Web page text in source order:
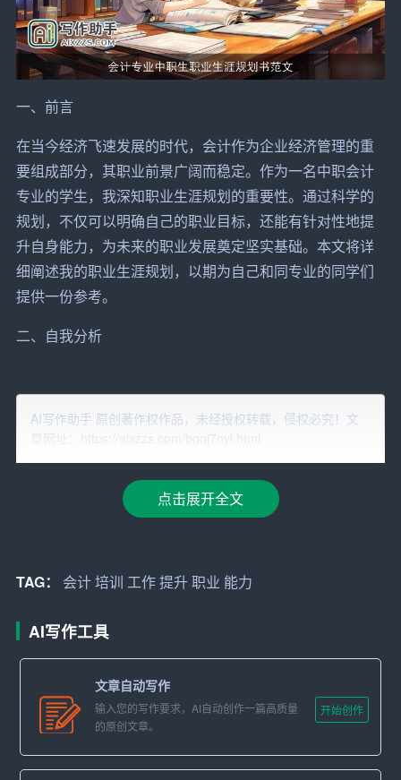
一、前言
在当今经济飞速发展的时代，会计作为企业经济管理的重
要组成部分，其职业前景广阔而稳定。作为一名中职会计
专业的学生，我深知职业生涯规划的重要性。通过科学的
规划，不仅可以明确自己的职业目标，还能有针对性地提
升自身能力，为未来的职业发展奠定坚实基础。本文将详
细阐述我的职业生涯规划，以期为自己和同专业的同学们
提供一份参考。
二、自我分析
对财务报表和税务知识有浓厚的兴趣。
2. 性格特点：我性格沉稳，细心谨慎，具有较强的责任心
和耐心，适合从事需要细致入微的工作。
3. 专业技能：在校期间，我系统学习了会计基础、财务会
4. 优势与劣势：
– 优势：专业知识扎实，动手能力强，具备良好的学习能
力和团队合作精神。
– 劣势：实践经验不足，沟通能力有待提升，缺乏高级财
务管理知识。
三、职业目标
AI写作助手 原创著作权作品，未经授权转载，侵权必究！文
章网址：https://aixzzs.com/bgqj7nyl.html
点击展开全文
TAG： 会计培训 工作提升职业 能力
AI写作工具
文章自动写作
输入您的写作要求，AI自动创作一篇高质量
的原创文章。
开始创作